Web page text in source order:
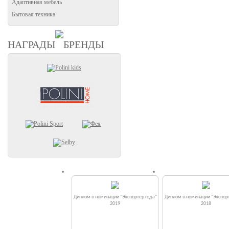
Адаптивная мебель
Бытовая техника
НАГРАДЫ БРЕНДЫ
Диплом в номинации "Экспортер года"
2019
Диплом в номинации
2018